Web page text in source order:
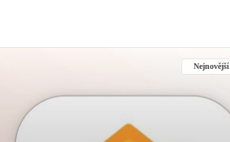
Nejnovější